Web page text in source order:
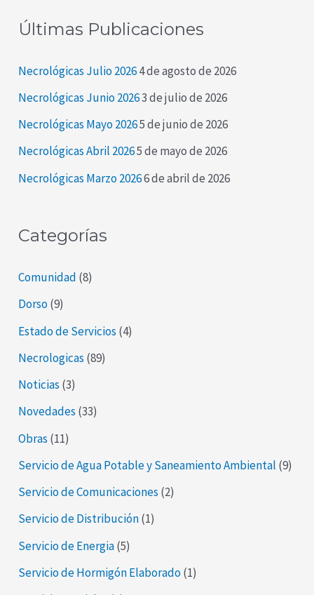
c
a
r
:
Últimas Publicaciones
Necrológicas Julio 20264 de agosto de 2026
Necrológicas Junio 20263 de julio de 2026
Necrológicas Mayo 20265 de junio de 2026
Necrológicas Abril 20265 de mayo de 2026
Necrológicas Marzo 20266 de abril de 2026
Categorías
Comunidad (8)
Dorso(9)
Estado de Servicios (4)
Necrologicas (89)
Noticias (3)
Novedades (33)
Obras (11)
Servicio de Agua Potable y Saneamiento Ambiental (9)
Servicio de Comunicaciones (2)
Servicio de Distribución(1)
Servicio de Energia(5)
Servicio de Hormigón Elaborado(1)